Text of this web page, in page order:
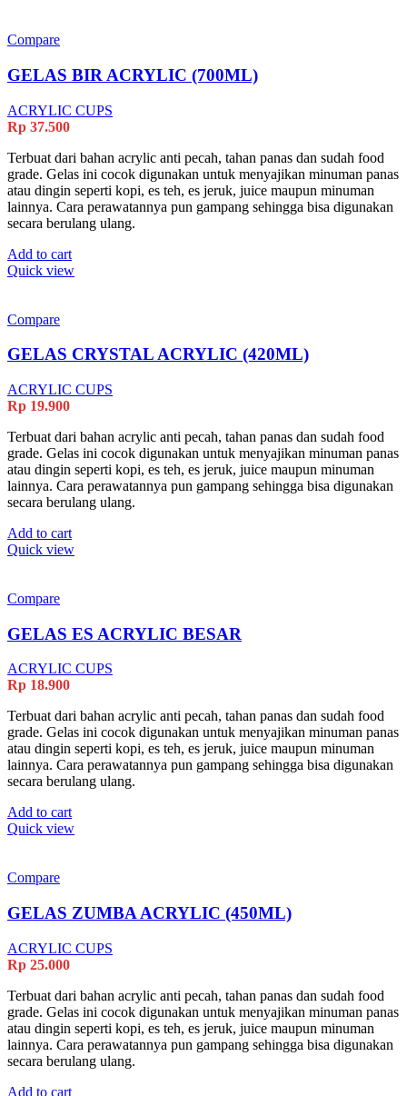
Compare
GELAS BIR ACRYLIC (700ML)
ACRYLIC CUPS
Rp 37.500
Terbuat dari bahan acrylic anti pecah, tahan panas dan sudah food
grade. Gelas ini cocok digunakan untuk menyajikan minuman panas
atau dingin seperti kopi, es teh, es jeruk, juice maupun minuman
lainnya. Cara perawatannya pun gampang sehingga bisa digunakan
secara berulang ulang.
Add to cart
Quick view
Compare
GELAS CRYSTAL ACRYLIC (420ML)
ACRYLIC CUPS
Rp 19.900
Terbuat dari bahan acrylic anti pecah, tahan panas dan sudah food
grade. Gelas ini cocok digunakan untuk menyajikan minuman panas
atau dingin seperti kopi, es teh, es jeruk, juice maupun minuman
lainnya. Cara perawatannya pun gampang sehingga bisa digunakan
secara berulang ulang.
Add to cart
Quick view
Compare
GELAS ES ACRYLIC BESAR
ACRYLIC CUPS
Rp 18.900
Terbuat dari bahan acrylic anti pecah, tahan panas dan sudah food
grade. Gelas ini cocok digunakan untuk menyajikan minuman panas
atau dingin seperti kopi, es teh, es jeruk, juice maupun minuman
lainnya. Cara perawatannya pun gampang sehingga bisa digunakan
secara berulang ulang.
Add to cart
Quick view
Compare
GELAS ZUMBA ACRYLIC (450ML)
ACRYLIC CUPS
Rp 25.000
Terbuat dari bahan acrylic anti pecah, tahan panas dan sudah food
grade. Gelas ini cocok digunakan untuk menyajikan minuman panas
atau dingin seperti kopi, es teh, es jeruk, juice maupun minuman
lainnya. Cara perawatannya pun gampang sehingga bisa digunakan
secara berulang ulang.
Add to cart